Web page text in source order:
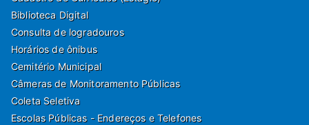
Biblioteca Digital
Consulta de logradouros
Horários de ônibus
Cemitério Municipal
Câmeras de Monitoramento Públicas
Coleta Seletiva
Escolas Públicas - Endereços e Telefones